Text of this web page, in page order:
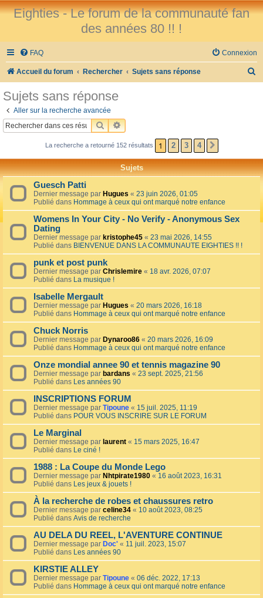
Eighties - Le forum de la communauté fan
des années 80 !! !
FAQ Connexion
Accueil du forum Rechercher Sujets sans réponse
h
r
Sujets sans réponse
Aller sur la recherche avancée
RECHERCHER
RECHERCHE AVANCÉE
La recherche a retourné 152 résultats 1 2 3 4
Sujets
Guesch Patti
Dernier message par Hugues « 23 juin 2026, 01:05
Publié dans Hommage à ceux qui ont marqué notre enfance
Womens In Your City - No Verify - Anonymous Sex
Dating
Dernier message par kristophe45 « 23 mai 2026, 14:55
Publié dans BIENVENUE DANS LA COMMUNAUTE EIGHTIES !! !
punk et post punk
Dernier message par Chrislemire « 18 avr. 2026, 07:07
Publié dans La musique !
Isabelle Mergault
Dernier message par Hugues « 20 mars 2026, 16:18
Publié dans Hommage à ceux qui ont marqué notre enfance
Chuck Norris
Dernier message par Dynaroo86 « 20 mars 2026, 16:09
Publié dans Hommage à ceux qui ont marqué notre enfance
Onze mondial annee 90 et tennis magazine 90
Dernier message par bardans « 23 sept. 2025, 21:56
Publié dans Les années 90
INSCRIPTIONS FORUM
Dernier message par Tipoune « 15 juil. 2025, 11:19
Publié dans POUR VOUS INSCRIRE SUR LE FORUM
Le Marginal
Dernier message par laurent « 15 mars 2025, 16:47
Publié dans Le ciné !
1988 : La Coupe du Monde Lego
Dernier message par Nhtpirate1980 « 16 août 2023, 16:31
Publié dans Les jeux & jouets !
À la recherche de robes et chaussures retro
Dernier message par celine34 « 10 août 2023, 08:25
Publié dans Avis de recherche
AU DELA DU REEL, L'AVENTURE CONTINUE
Dernier message par Doc' « 11 juil. 2023, 15:07
Publié dans Les années 90
KIRSTIE ALLEY
Dernier message par Tipoune « 06 déc. 2022, 17:13
Publié dans Hommage à ceux qui ont marqué notre enfance